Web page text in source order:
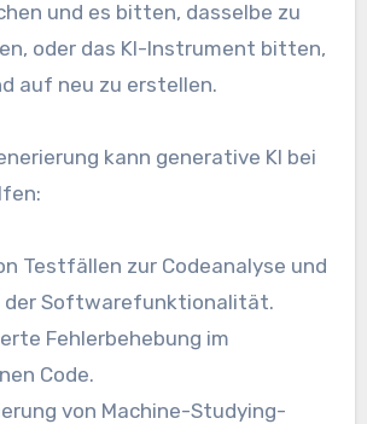
und es bitten, dasselbe zu
oder das KI-Instrument bitten,
auf neu zu erstellen.
kann generative KI bei
Testfällen zur Codeanalyse und
der Softwarefunktionalität.
Fehlerbehebung im
Code.
von Machine-Studying-